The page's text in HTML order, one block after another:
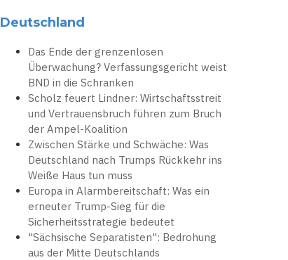
Deutschland
Das Ende der grenzenlosen
Überwachung? Verfassungsgericht weist
BND in die Schranken
Scholz feuert Lindner: Wirtschaftsstreit
und Vertrauensbruch führen zum Bruch
der Ampel-Koalition
Zwischen Stärke und Schwäche: Was
Deutschland nach Trumps Rückkehr ins
Weiße Haus tun muss
Europa in Alarmbereitschaft: Was ein
erneuter Trump-Sieg für die
Sicherheitsstrategie bedeutet
"Sächsische Separatisten": Bedrohung
aus der Mitte Deutschlands